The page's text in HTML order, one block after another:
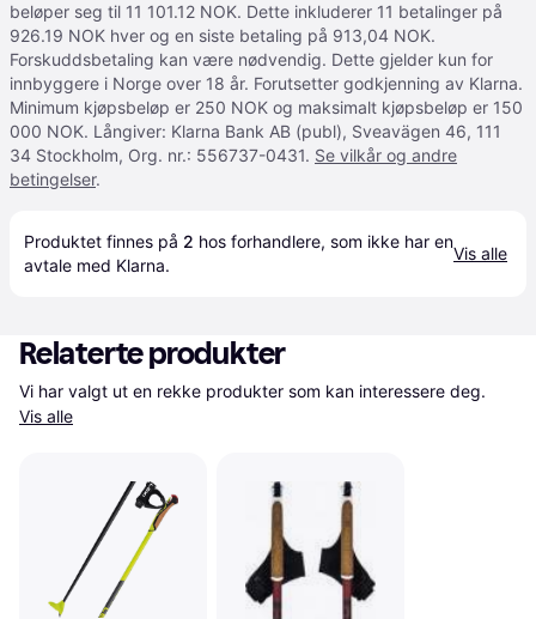
beløper seg til 11 101.12 NOK. Dette inkluderer 11 betalinger på
926.19 NOK hver og en siste betaling på 913,04 NOK.
Forskuddsbetaling kan være nødvendig. Dette gjelder kun for
innbyggere i Norge over 18 år. Forutsetter godkjenning av Klarna.
Minimum kjøpsbeløp er 250 NOK og maksimalt kjøpsbeløp er 150
000 NOK. Långiver: Klarna Bank AB (publ), Sveavägen 46, 111
34 Stockholm, Org. nr.: 556737-0431. Se vilkår og andre
betingelser.
Produktet finnes på 2 hos forhandlere, som ikke har en
avtale med Klarna.
Vis alle
Relaterte produkter
Vis alle